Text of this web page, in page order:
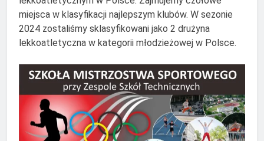
miejsca w klasyfikacji najlepszym klubów. W sezonie
2024 zostaliśmy sklasyfikowani jako 2 drużyna
lekkoatletyczna w kategorii młodzieżowej w Polsce.